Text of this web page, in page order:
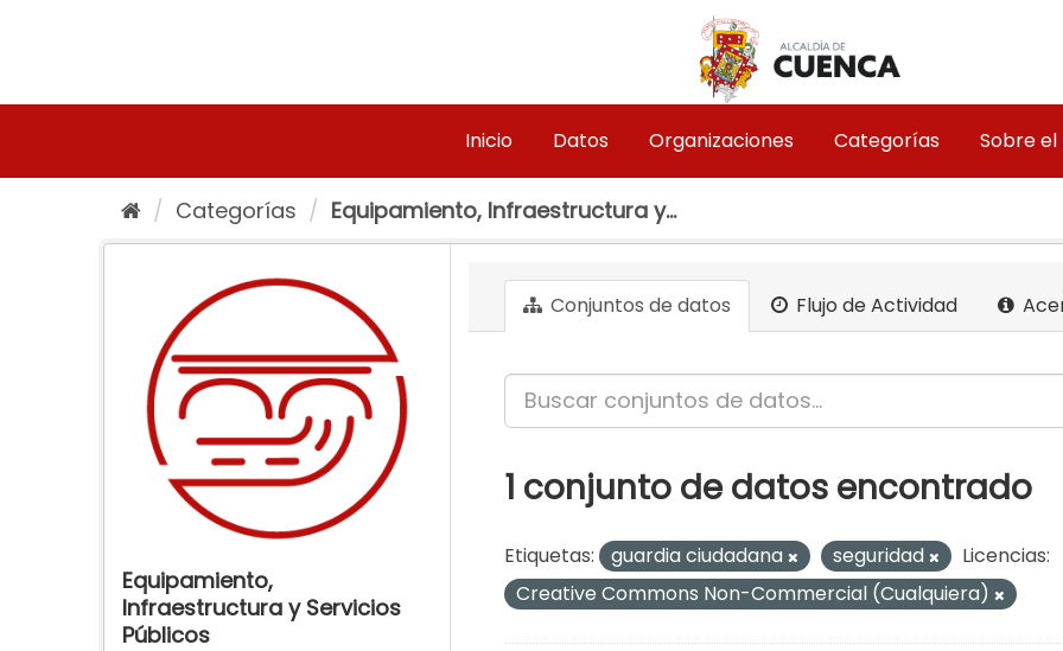
Inicio Datos Organizaciones Categorías Sobre
Categorías Equipamiento, Infraestructura y...
Equipamiento,
Infraestructura y Servicios
Públicos
Conjuntos de datos Flujo de Actividad
1 conjunto de datos encontrado
Etiquetas: guardia ciudadana seguridad
Licencias:
Creative Commons Non-Commercial (Cualquiera)